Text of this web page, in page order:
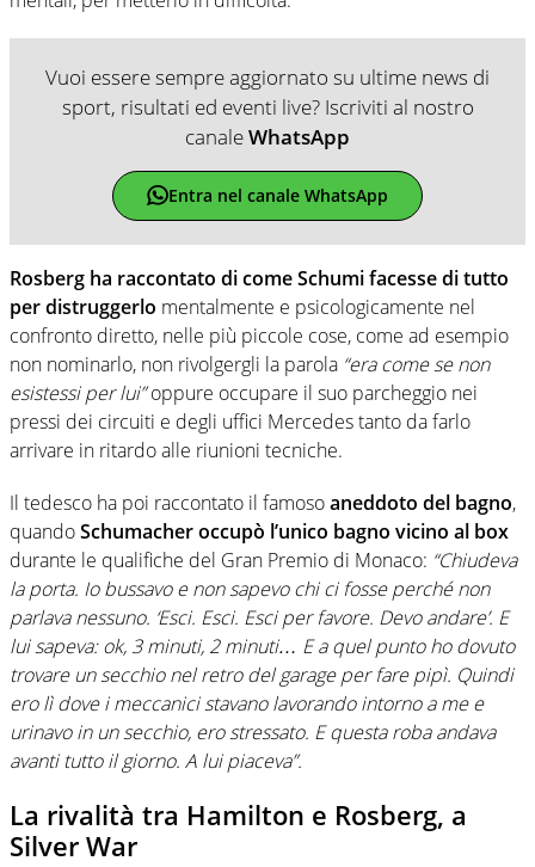
Vuoi essere sempre aggiornato su ultime news di
sport, risultati ed eventi live? Iscriviti al nostro
canaleWhatsApp
Entra nel canale WhatsApp
Rosberg ha raccontato di come Schumi facesse di tutto
per distruggerlo mentalmente e psicologicamente nel
confronto diretto, nelle più piccole cose, come ad esempio
non nominarlo, non rivolgergli la parola “era come se non
esistessi per lui”oppure occupare il suo parcheggio nei
pressi dei circuiti e degli uffici Mercedes tanto da farlo
arrivare in ritardo alle riunioni tecniche.
Il tedesco ha poi raccontato il famosoaneddoto del bagno,
quandoSchumacher occupò l’unico bagno vicino al box
durante le qualifiche del Gran Premio di Monaco: “Chiudeva
la porta. Io bussavo e non sapevo chi ci fosse perché non
parlava nessuno. ‘Esci. Esci. Esci per favore. Devo andare’. E
lui sapeva: ok, 3 minuti, 2 minuti… E a quel punto ho dovuto
trovare un secchio nel retro del garage per fare pipì. Quindi
ero lì dove i meccanici stavano lavorando intorno a me e
urinavo in un secchio, ero stressato. E questa roba andava
avanti tutto il giorno. A lui piaceva”.
La rivalità tra Hamilton e Rosberg, a
Silver War